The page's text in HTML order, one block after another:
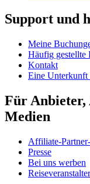
Support und
Meine
Häufig gestellte
Kontakt
Eine Unterkunft
Für
Medien
Affiliate-
Presse
Bei uns werben
Reiseveranstalter